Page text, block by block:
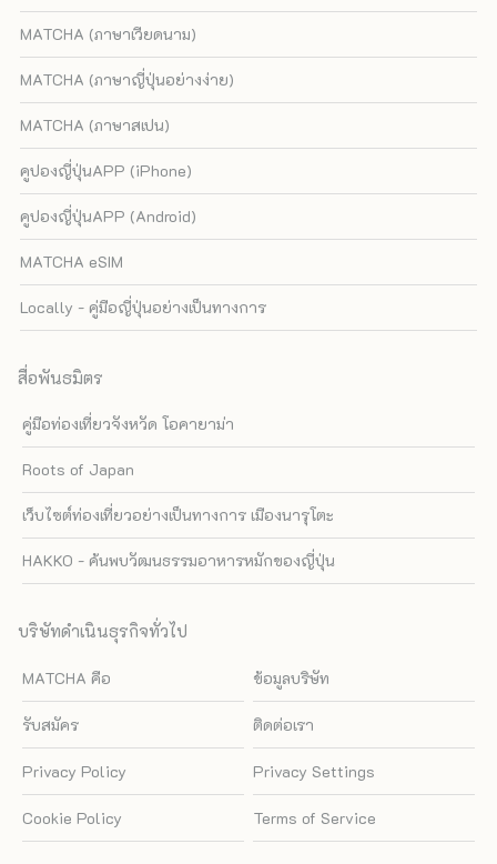
MATCHA (ภาษาเวียดนาม)
MATCHA (ภาษาญี่ปุ่นอย่างง่าย)
MATCHA (ภาษาสเปน)
คูปองญี่ปุ่นAPP (iPhone)
คูปองญี่ปุ่นAPP (Android)
MATCHA eSIM
Locally - คู่มือญี่ปุ่นอย่างเป็นทางการ
สื่อพันธมิตร
คู่มือท่องเที่ยวจังหวัด โอคายาม่า
Roots of Japan
เว็บไซต์ท่องเที่ยวอย่างเป็นทางการ เมืองนารุโตะ
HAKKO - ค้นพบวัฒนธรรมอาหารหมักของญี่ปุ่น
บริษัทดำเนินธุรกิจทั่วไป
MATCHA คือ ข้อมูลบริษัท
รับสมัคร ติดต่อเรา
Privacy Policy Privacy Settings
Cookie Policy Terms of Service